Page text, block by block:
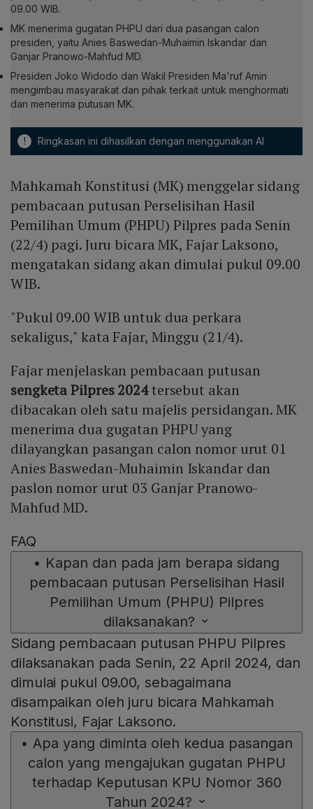
09.00 WIB.
MK menerima gugatan PHPU dari dua pasangan calon
presiden, yaitu Anies Baswedan-Muhaimin Iskandar dan
Ganjar Pranowo-Mahfud MD.
Presiden Joko Widodo dan Wakil Presiden Ma'ruf Amin
mengimbau masyarakat dan pihak terkait untuk menghormati
dan menerima putusan MK.
! Ringkasan ini dihasilkan dengan menggunakan AI
Mahkamah Konstitusi (MK) menggelar sidang
pembacaan putusan Perselisihan Hasil
Pemilihan Umum (PHPU) Pilpres pada Senin
(22/4) pagi. Juru bicara MK, Fajar Laksono,
mengatakan sidang akan dimulai pukul 09.00
WIB.
"Pukul 09.00 WIB untuk dua perkara
sekaligus," kata Fajar, Minggu (21/4).
Fajar menjelaskan pembacaan putusan
sengketa Pilpres 2024tersebut akan
dibacakan oleh satu majelis persidangan. MK
menerima dua gugatan PHPU yang
dilayangkan pasangan calon nomor urut 01
Anies Baswedan-Muhaimin Iskandar dan
paslon nomor urut 03 Ganjar Pranowo-
Mahfud MD.
FAQ
• Kapan dan pada jam berapa sidang
pembacaan putusan Perselisihan Hasil
Pemilihan Umum (PHPU) Pilpres
dilaksanakan?
Sidang pembacaan putusan PHPU Pilpres
dilaksanakan pada Senin, 22 April 2024, dan
dimulai pukul 09.00, sebagaimana
disampaikan oleh juru bicara Mahkamah
Konstitusi, Fajar Laksono.
• Apa yang diminta oleh kedua pasangan
calon yang mengajukan gugatan PHPU
terhadap Keputusan KPU Nomor 360
Tahun 2024?